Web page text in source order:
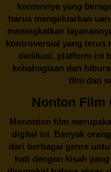
kontennya yang
harus mengeluarkan
meningkatkan
kontroversial yang terus
dedikasi, platform ini
kebahagiaan dan
film dan
Nonton Film
Menonton film
digital ini. Banyak
dari berbagai genre
hati dengan kisah